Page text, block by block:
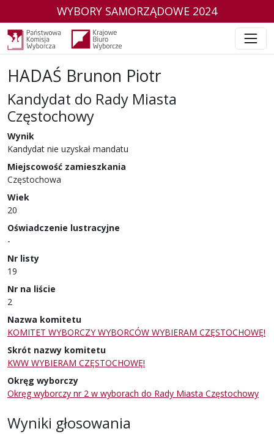
WYBORY SAMORZĄDOWE 2024
HADAŚ Brunon Piotr
Kandydat do Rady Miasta
Częstochowy
w wyborach samorządowych w 2024 r.
Wynik
Kandydat nie uzyskał mandatu
Miejscowość zamieszkania
Częstochowa
Wiek
20
Oświadczenie lustracyjne
-
Nr listy
19
Nr na liście
2
Nazwa komitetu
KOMITET WYBORCZY WYBORCÓW WYBIERAM CZĘSTOCHOWĘ!
Skrót nazwy komitetu
KWW WYBIERAM CZĘSTOCHOWĘ!
Okręg wyborczy
Okręg wyborczy nr 2 w wyborach do Rady Miasta Częstochowy
Wyniki głosowania